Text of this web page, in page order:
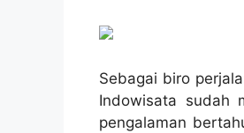
Sebagai biro
Indowisata sudah
pengalaman